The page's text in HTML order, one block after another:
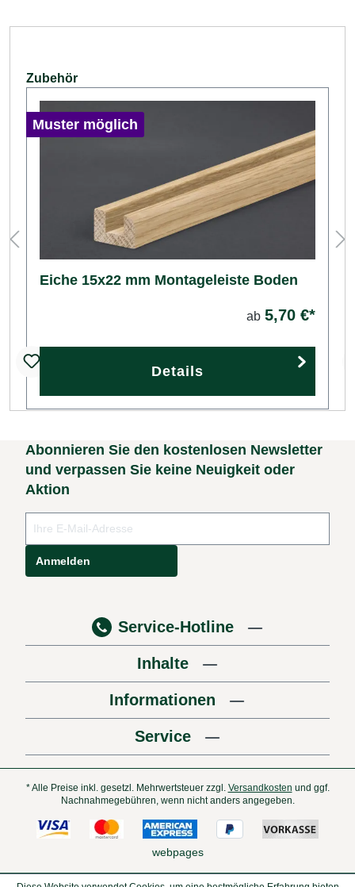
Produktgalerie überspringen
Zubehör
Muster möglich
Eiche 15x22 mm Montageleiste Boden
ab 5,70 €*
Details
Abonnieren Sie den kostenlosen Newsletter
und verpassen Sie keine Neuigkeit oder
Aktion
Anmelden
Service-Hotline
Inhalte
Informationen
Service
* Alle Preise inkl. gesetzl. Mehrwertsteuer zzgl. Versandkosten und ggf.
Nachnahmegebühren, wenn nicht anders angegeben.
webpages